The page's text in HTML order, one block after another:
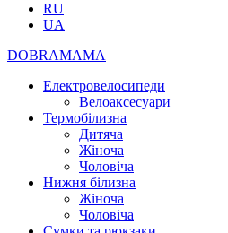
RU
UA
DOBRAMAMA
Електровелосипеди
Велоаксесуари
Термобілизна
Дитяча
Жіноча
Чоловіча
Нижня білизна
Жіноча
Чоловіча